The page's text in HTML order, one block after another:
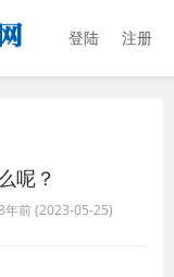
登陆 注册
呢？
年前 (2023-05-25)